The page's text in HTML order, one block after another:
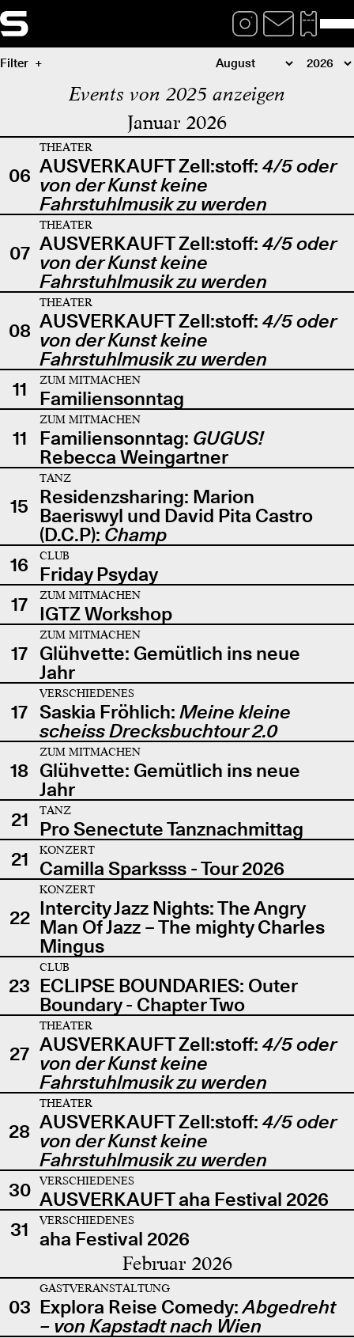
Filter
Events von 2025 anzeigen
Januar 2026
06
THEATER
AUSVERKAUFT Zell:stoff: 4/5 oder
von der Kunst keine
Fahrstuhlmusik zu werden
07
THEATER
AUSVERKAUFT Zell:stoff: 4/5 oder
von der Kunst keine
Fahrstuhlmusik zu werden
08
THEATER
AUSVERKAUFT Zell:stoff: 4/5 oder
von der Kunst keine
Fahrstuhlmusik zu werden
11
ZUM MITMACHEN
Familiensonntag
11
ZUM MITMACHEN
Familiensonntag: GUGUS!
Rebecca Weingartner
15
TANZ
Residenzsharing: Marion
Baeriswyl und David Pita Castro
(D.C.P): Champ
16
CLUB
Friday Psyday
17
ZUM MITMACHEN
IGTZ Workshop
17
ZUM MITMACHEN
Glühvette: Gemütlich ins neue
Jahr
17
VERSCHIEDENES
Saskia Fröhlich: Meine kleine
scheiss Drecksbuchtour 2.0
18
ZUM MITMACHEN
Glühvette: Gemütlich ins neue
Jahr
21
TANZ
Pro Senectute Tanznachmittag
21
KONZERT
Camilla Sparksss - Tour 2026
22
KONZERT
Intercity Jazz Nights: The Angry
Man Of Jazz – The mighty Charles
Mingus
23
CLUB
ECLIPSE BOUNDARIES: Outer
Boundary - Chapter Two
27
THEATER
AUSVERKAUFT Zell:stoff: 4/5 oder
von der Kunst keine
Fahrstuhlmusik zu werden
28
THEATER
AUSVERKAUFT Zell:stoff: 4/5 oder
von der Kunst keine
Fahrstuhlmusik zu werden
30
VERSCHIEDENES
AUSVERKAUFT aha Festival 2026
31
VERSCHIEDENES
aha Festival 2026
Februar 2026
03
GASTVERANSTALTUNG
Explora Reise Comedy:Abgedreht
– von Kapstadt nach Wien